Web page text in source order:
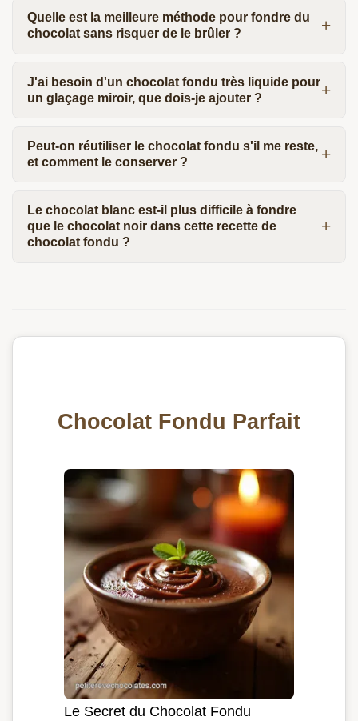
Quelle est la meilleure méthode pour fondre du
chocolat sans risquer de le brûler ?
J'ai besoin d'un chocolat fondu très liquide pour
un glaçage miroir, que dois-je ajouter ?
Peut-on réutiliser le chocolat fondu s'il me reste,
et comment le conserver ?
Le chocolat blanc est-il plus difficile à fondre
que le chocolat noir dans cette recette de
chocolat fondu ?
Chocolat Fondu Parfait
Le Secret du Chocolat Fondu